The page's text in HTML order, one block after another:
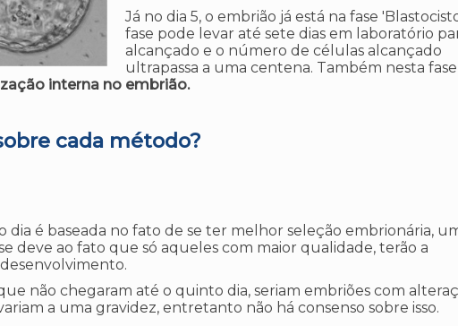
Já no dia 5, o embrião já está na fase
fase pode levar até sete dias em laboratório
alcançado e o número de células alcançado
ultrapassa a uma centena. Também nesta
interna no embrião.
cada método?
é baseada no fato de se ter melhor seleção embrionária,
deve ao fato que só aqueles com maior qualidade, terão a
não chegaram até o quinto dia, seriam embriões com
a uma gravidez, entretanto não há consenso sobre isso.